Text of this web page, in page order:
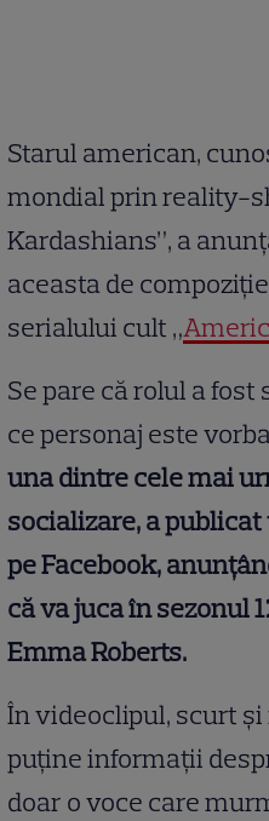
Starul american,
mondial prin reality-
Kardashians”, a
aceasta de
serialului cult „
Se pare că rolul a
ce personaj este
una dintre cele mai
socializare, a
pe Facebook,
că va juca în sezonul
Emma Roberts.
În videoclipul, scurt
puţine informaţii
doar o voce care